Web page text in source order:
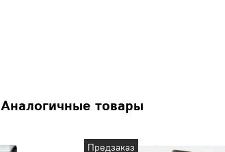
Аналогичные товары
Предзаказ